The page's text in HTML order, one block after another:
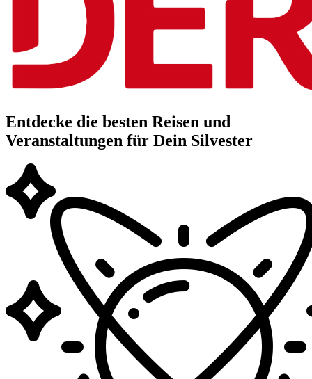
Entdecke die besten Reisen und
Veranstaltungen für Dein Silvester